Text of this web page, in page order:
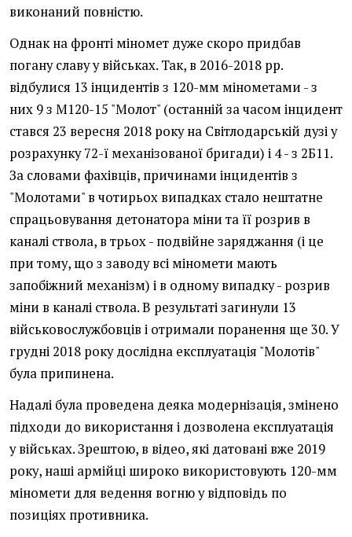
виконаний повністю.
Однак на фронті міномет дуже скоро придбав
погану славу у військах. Так, в 2016-2018 рр.
відбулися 13 інцидентів з 120-мм мінометами - з
них 9 з М120-15 "Молот" (останній за часом інцидент
стався 23 вересня 2018 року на Світлодарській дузі у
розрахунку 72-ї механізованої бригади) і 4 - з 2Б11.
За словами фахівців, причинами інцидентів з
"Молотами" в чотирьох випадках стало нештатне
спрацьовування детонатора міни та її розрив в
каналі ствола, в трьох - подвійне заряджання (і це
при тому, що з заводу всі міномети мають
запобіжний механізм) і в одному випадку - розрив
міни в каналі ствола. В результаті загинули 13
військовослужбовців і отримали поранення ще 30. У
грудні 2018 року дослідна експлуатація "Молотів"
була припинена.
Надалі була проведена деяка модернізація, змінено
підходи до використання і дозволена експлуатація
у військах. Зрештою, в відео, які датовані вже 2019
року, наші армійці широко використовують 120-мм
міномети для ведення вогню у відповідь по
позиціях противника.